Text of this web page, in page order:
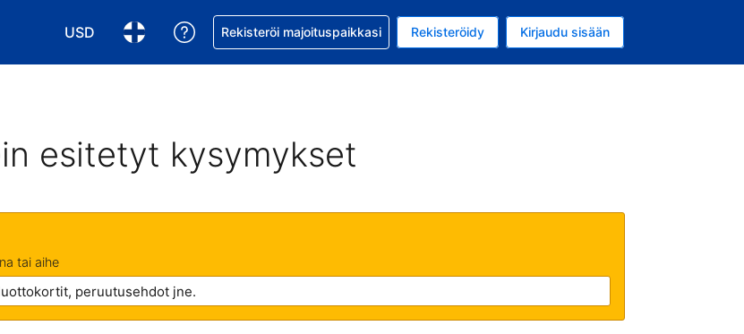
USD
Valitse valuutta. Tämänhetkinen valuutta on Yhdysvaltain dollari
Valitse kieli. Tämänhetkinen kieli on Suomi
Pyydä apua varauksesi kanssa
Rekisteröi majoituspaikkasi Rekisteröidy Kirjaudu sisään
esitetyt kysymykset
tai aihe